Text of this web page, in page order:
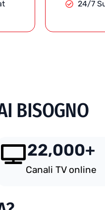
24/7
BISOGNO
Canali TV online
22,000+